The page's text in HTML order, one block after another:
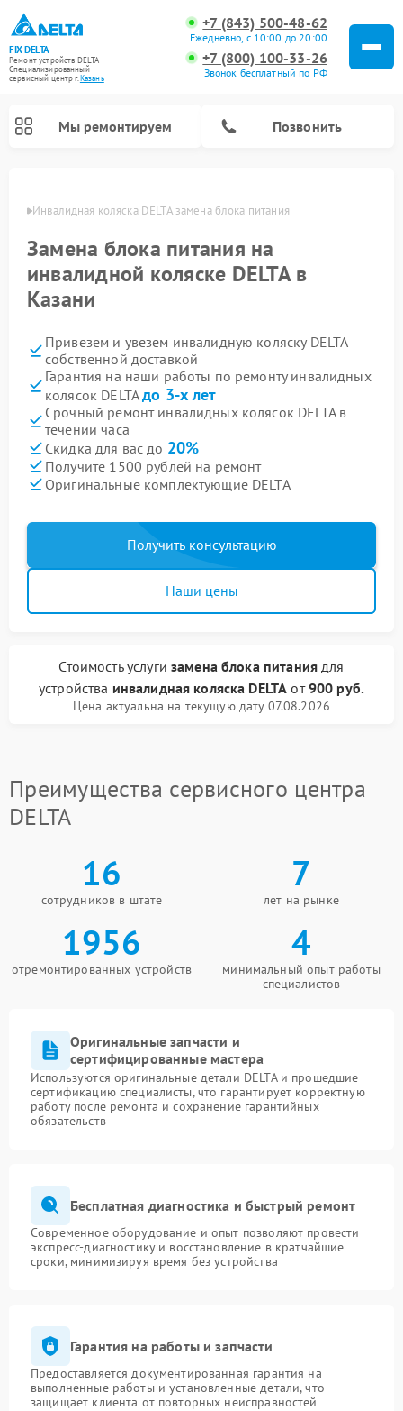
FIX-DELTA
Ремонт устройств DELTA
Специализированный
cервисный центр г.Казань
+7 (843) 500-48-62
Ежедневно, с 10:00 до 20:00
+7 (800) 100-33-26
Звонок бесплатный по РФ
Мы ремонтируем Позвонить
Инвалидная коляска DELTA замена блока питания
Замена блока питания на
инвалидной коляске DELTA в
Казани
Привезем и увезем инвалидную коляску DELTA
собственной доставкой
Гарантия на наши работы по ремонту инвалидных
колясок DELTAдо 3-х лет
Срочный ремонт инвалидных колясок DELTA в
течении часа
Скидка для вас до 20%
Получите 1500 рублей на ремонт
Оригинальные комплектующие DELTA
Получить консультацию
Наши цены
Стоимость услуги замена блока питаниядля
устройства инвалидная коляска DELTA от900 руб.
Цена актуальна на текущую дату 07.08.2026
Преимущества сервисного центра
DELTA
16
сотрудников в штате
7
лет на рынке
1956
отремонтированных устройств
4
минимальный опыт работы
специалистов
Оригинальные запчасти и
сертифицированные мастера
Используются оригинальные детали DELTA и прошедшие
сертификацию специалисты, что гарантирует корректную
работу после ремонта и сохранение гарантийных
обязательств
Бесплатная диагностика и быстрый ремонт
Современное оборудование и опыт позволяют провести
экспресс-диагностику и восстановление в кратчайшие
сроки, минимизируя время без устройства
Гарантия на работы и запчасти
Предоставляется документированная гарантия на
выполненные работы и установленные детали, что
защищает клиента от повторных неисправностей